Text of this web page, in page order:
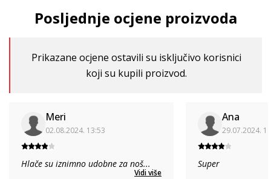
Posljednje ocjene proizvoda
Prikazane ocjene ostavili su isključivo korisnici
koji su kupili proizvod.
Meri
02.08.2024. 13:53
Hlače su iznimno udobne za noš...
Vidi više
Ana
29.07.2024.
Super